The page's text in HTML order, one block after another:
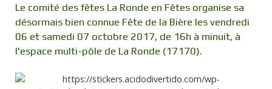
Le comité des fêtes La Ronde en Fêtes organise sa
désormais bien connue Fête de la Bière les vendredi
06 et samedi 07 octobre 2017, de 16h à minuit, à
l'espace multi-pôle de La Ronde (17170).